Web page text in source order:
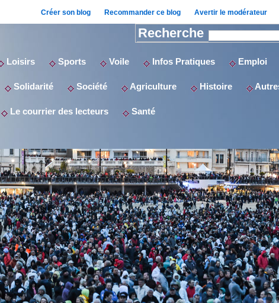
Créer son blog Recommander ce blog Avertir le modérateur
Recherche
Loisirs Sports Voile Infos Pratiques Emploi
Solidarité Société Agriculture Histoire
Le courrier des lecteurs Santé